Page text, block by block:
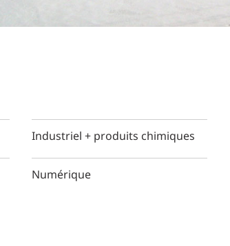
Industriel + produits chimiques
Numérique